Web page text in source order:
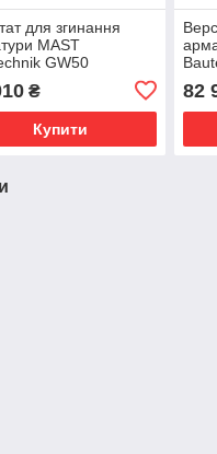
для згинання
MAST
GW50
₴
Купити
82